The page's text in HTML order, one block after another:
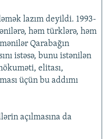
lazım deyildi. 1993-
həm türklərə, həm
Qarabağın
istəsə, bunu istənilən
elitası,
üçün bu addımı
açılmasına da